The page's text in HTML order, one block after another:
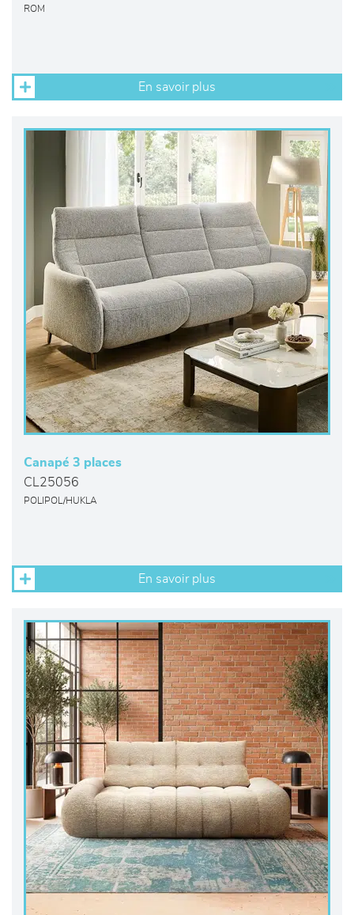
ROM
En savoir plus
Canapé 3 places
CL25056
POLIPOL/HUKLA
En savoir plus